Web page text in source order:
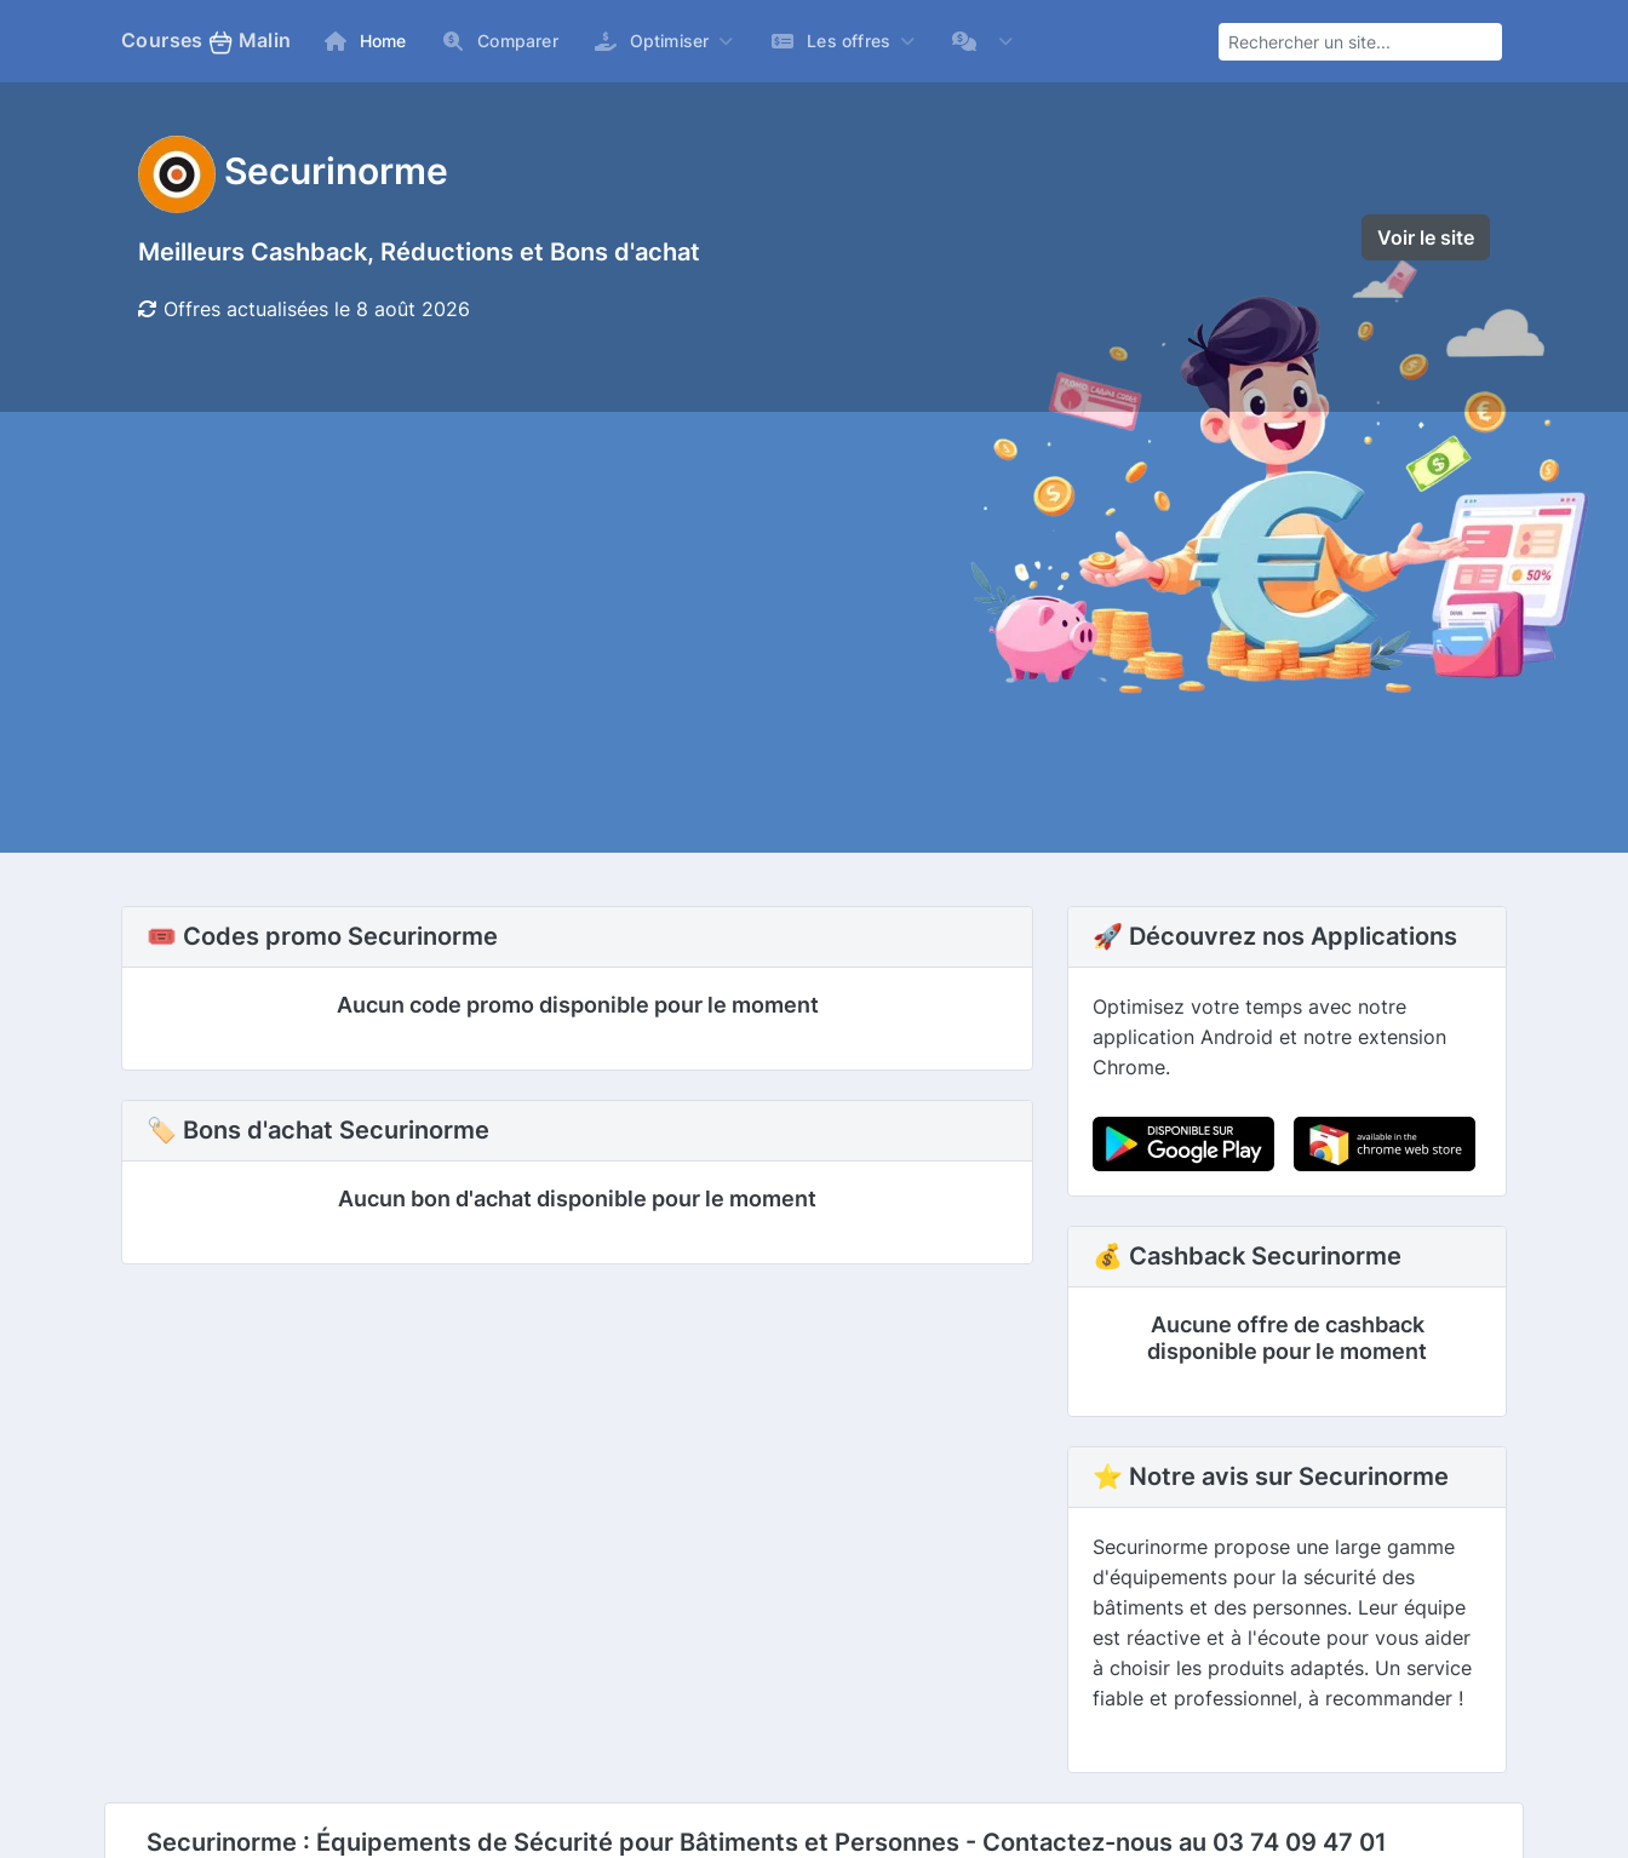
Courses Malin Home Comparer Optimiser Les offres
Securinorme
Meilleurs Cashback, Réductions et Bons d'achat
Offres actualisées le 8 août 2026
Voir le site
🎟️ Codes promo Securinorme
Aucun code promo disponible pour le moment
🏷 Bons d'achat Securinorme
Aucun bon d'achat disponible pour le moment
🚀 Découvrez nos Applications
Optimisez votre temps avec notre
application Android et notre extension
Chrome.
💰 Cashback Securinorme
Aucune offre de cashback
disponible pour le moment
⭐ Notre avis sur Securinorme
Securinorme propose une large gamme
d'équipements pour la sécurité des
bâtiments et des personnes. Leur équipe
est réactive et à l'écoute pour vous aider
à choisir les produits adaptés. Un service
fiable et professionnel, à recommander !
Securinorme : Équipements de Sécurité pour Bâtiments et Personnes - Contactez-nous au 03 74 09 47 01